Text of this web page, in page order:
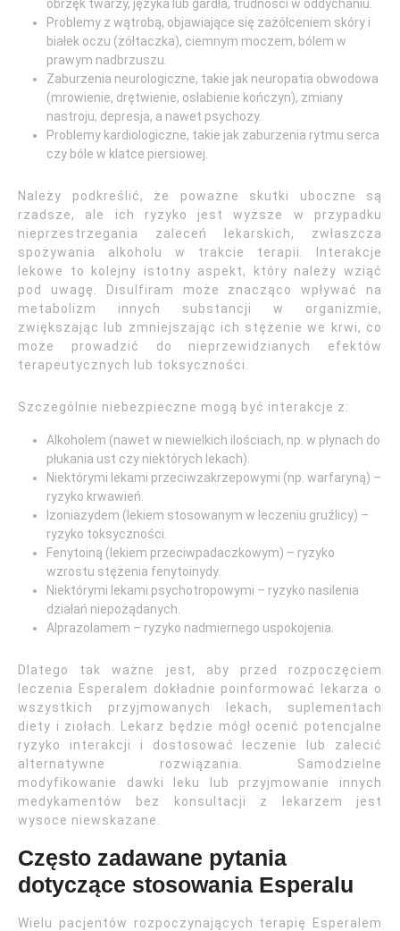
obrzęk twarzy, języka lub gardła, trudności w oddychaniu.
Problemy z wątrobą, objawiające się zażółceniem skóry i
białek oczu (żółtaczka), ciemnym moczem, bólem w
prawym nadbrzuszu.
Zaburzenia neurologiczne, takie jak neuropatia obwodowa
(mrowienie, drętwienie, osłabienie kończyn), zmiany
nastroju, depresja, a nawet psychozy.
Problemy kardiologiczne, takie jak zaburzenia rytmu serca
czy bóle w klatce piersiowej.
Należy podkreślić, że poważne skutki uboczne są
rzadsze, ale ich ryzyko jest wyższe w przypadku
nieprzestrzegania zaleceń lekarskich, zwłaszcza
spożywania alkoholu w trakcie terapii. Interakcje
lekowe to kolejny istotny aspekt, który należy wziąć
pod uwagę. Disulfiram może znacząco wpływać na
metabolizm innych substancji w organizmie,
zwiększając lub zmniejszając ich stężenie we krwi, co
może prowadzić do nieprzewidzianych efektów
terapeutycznych lub toksyczności.
Szczególnie niebezpieczne mogą być interakcje z:
Alkoholem (nawet w niewielkich ilościach, np. w płynach do
płukania ust czy niektórych lekach).
Niektórymi lekami przeciwzakrzepowymi (np. warfaryną) –
ryzyko krwawień.
Izoniazydem (lekiem stosowanym w leczeniu gruźlicy) –
ryzyko toksyczności.
Fenytoiną (lekiem przeciwpadaczkowym) – ryzyko
wzrostu stężenia fenytoinydy.
Niektórymi lekami psychotropowymi – ryzyko nasilenia
działań niepożądanych.
Alprazolamem – ryzyko nadmiernego uspokojenia.
Dlatego tak ważne jest, aby przed rozpoczęciem
leczenia Esperalem dokładnie poinformować lekarza o
wszystkich przyjmowanych lekach, suplementach
diety i ziołach. Lekarz będzie mógł ocenić potencjalne
ryzyko interakcji i dostosować leczenie lub zalecić
alternatywne rozwiązania. Samodzielne
modyfikowanie dawki leku lub przyjmowanie innych
medykamentów bez konsultacji z lekarzem jest
wysoce niewskazane.
Często zadawane pytania
dotyczące stosowania Esperalu
Wielu pacjentów rozpoczynających terapię Esperalem